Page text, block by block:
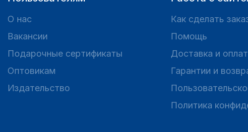
О нас
Вакансии
Подарочные сертификаты
Оптовикам
Издательство
Как сделать
Помощь
Доставка и
Гарантии и
Политика